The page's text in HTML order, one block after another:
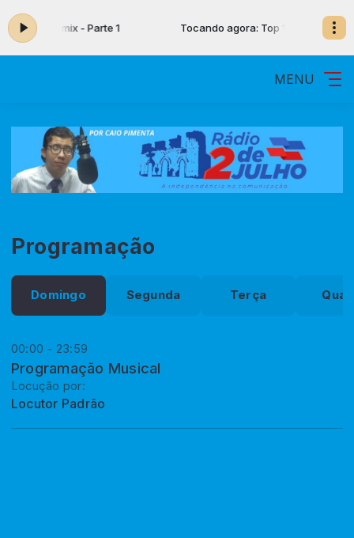
Top 10 mix - Parte 1 Tocando agora: Top 10 mix - Parte 1
MENU
Programação
Domingo Segunda Terça
00:00 - 23:59
Programação Musical
Locução por:
Locutor Padrão